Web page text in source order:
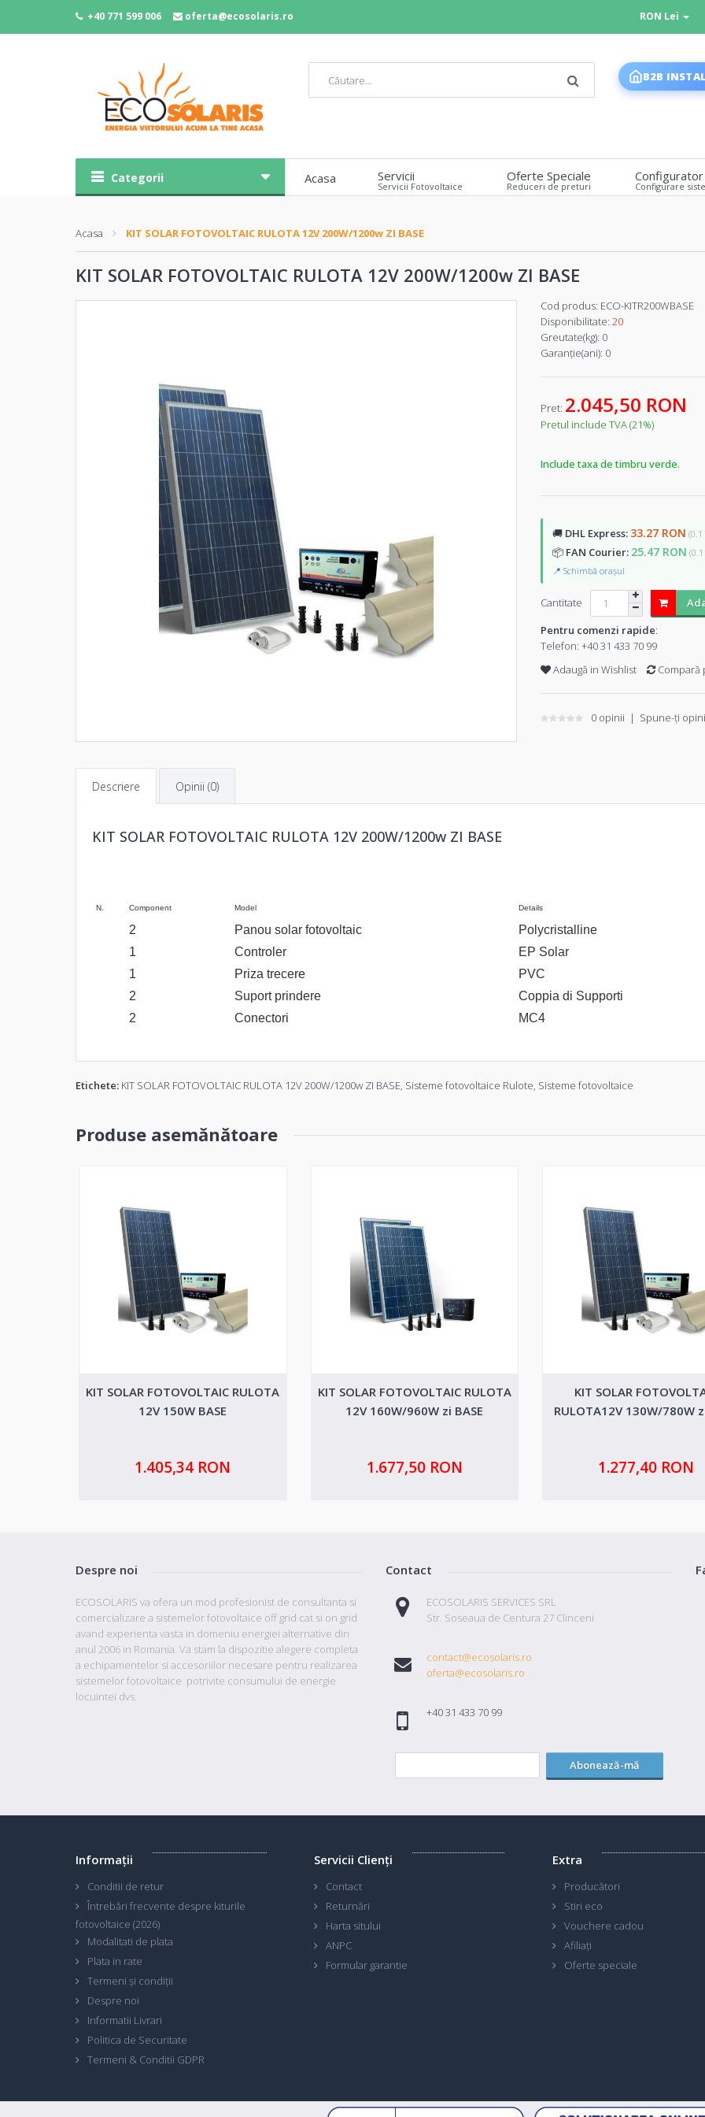
+40 771 599 006 oferta@ecosolaris.ro RON Lei
B2B
Categorii Acasa Servicii
Servicii Fotovoltaice
Oferte Speciale
Reduceri de preturi
Configurator
Configurare
Acasa KIT SOLAR FOTOVOLTAIC RULOTA 12V 200W/1200w ZI BASE
KIT SOLAR FOTOVOLTAIC RULOTA 12V 200W/1200w ZI BASE
Cod produs: ECO-KITR200WBASE
Disponibilitate: 20
Greutate(kg): 0
Garanţie(ani): 0
Pret: 2.045,50 RON
Pretul include TVA (21%)
Include taxa de timbru verde.
🚚 DHL Express: 33.27 RON (0.1
📦 FAN Courier: 25.47 RON
📍 Schimbă orașul
Cantitate
Pentru comenzi rapide:
Telefon: +40 31 433 70 99
Adaugă in Wishlist
Compară
0 opinii | Spune-ţi
Descriere Opinii (0)
KIT SOLAR FOTOVOLTAIC RULOTA 12V 200W/1200w ZI BASE
N. Component Model Details
2 Panou solar fotovoltaic Polycristalline
1
Controler EP Solar
1
Priza trecere PVC
2
Suport prindere Coppia di Supporti
2
Conectori MC4
Etichete: KIT SOLAR FOTOVOLTAIC RULOTA 12V 200W/1200w ZI BASE, Sisteme fotovoltaice Rulote, Sisteme fotovoltaice
Produse asemănătoare
KIT SOLAR FOTOVOLTAIC RULOTA
12V 150W BASE
1.405,34 RON
KIT SOLAR FOTOVOLTAIC RULOTA
12V 160W/960W zi BASE
1.677,50 RON
KIT SOLAR
RULOTA12V 130W/780W
1.277,40 RON
Despre noi
ECOSOLARIS va ofera un mod profesionist de consultanta si
comercializare a sistemelor fotovoltaice off grid cat si on grid
avand experienta vasta in domeniu energiei alternative din
anul 2006 in Romania. Va stam la dispozitie alegere completa
a echipamentelor si accesoriilor necesare pentru realizarea
sistemelor fotovoltaice potrivite consumului de energie
locuintei dvs.
Contact
ECOSOLARIS SERVICES SRL
Str. Soseaua de Centura 27 Clinceni
contact@ecosolaris.ro
oferta@ecosolaris.ro
+40 31 433 70 99
Abonează-mă
Informaţii
Conditii de retur
Întrebări frecvente despre kiturile
fotovoltaice (2026)
Modalitati de plata
Plata in rate
Termeni și condiții
Despre noi
Informatii Livrari
Politica de Securitate
Termeni & Conditii GDPR
Servicii Clienţi
Contact
Returnări
Harta sitului
ANPC
Formular garantie
Extra
Producători
Stiri eco
Vouchere cadou
Afiliaţi
Oferte speciale